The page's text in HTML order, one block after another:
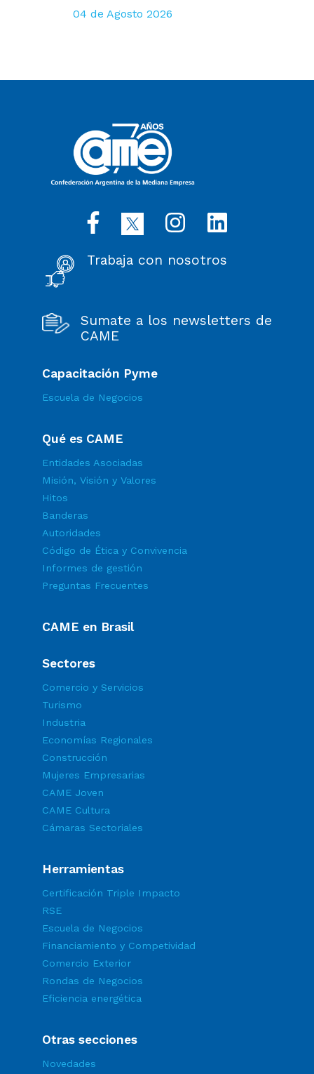
04 de Agosto 2026
Trabaja con nosotros
Sumate a los newsletters de
CAME
Capacitación Pyme
Escuela de Negocios
Qué es CAME
Entidades Asociadas
Misión, Visión y Valores
Hitos
Banderas
Autoridades
Código de Ética y Convivencia
Informes de gestión
Preguntas Frecuentes
CAME en Brasil
Sectores
Comercio y Servicios
Turismo
Industria
Economías Regionales
Construcción
Mujeres Empresarias
CAME Joven
CAME Cultura
Cámaras Sectoriales
Herramientas
Certificación Triple Impacto
RSE
Escuela de Negocios
Financiamiento y Competividad
Comercio Exterior
Rondas de Negocios
Eficiencia energética
Otras secciones
Novedades